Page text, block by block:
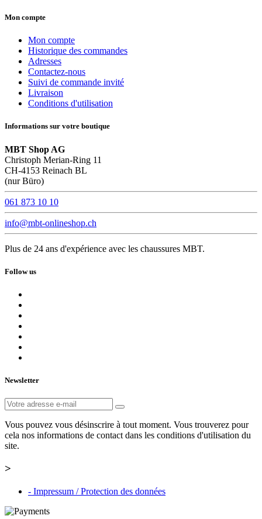
Mon compte
Mon compte
Historique des commandes
Adresses
Contactez-nous
Suivi de commande invité
Livraison
Conditions d'utilisation
Informations sur votre boutique
MBT Shop AG
Christoph Merian-Ring 11
CH-4153 Reinach BL
(nur Büro)
061 873 10 10
info@mbt-onlineshop.ch
Plus de 24 ans d'expérience avec les chaussures MBT.
Follow us
Newsletter
Vous pouvez vous désinscrire à tout moment. Vous trouverez pour
cela nos informations de contact dans les conditions d'utilisation du
site.
>
- Impressum / Protection des données